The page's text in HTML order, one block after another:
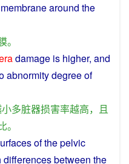
membranearound the
。
damage is higher, and
abnormitydegreeof
小多脏器损害率越高， 且
。
ofthepelvic
differencesbetween the